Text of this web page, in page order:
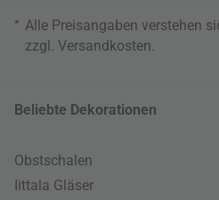
* Alle Preisangaben verstehen
zzgl. Versandkosten
Beliebte Dekorationen
Obstschalen
Iittala Gläser